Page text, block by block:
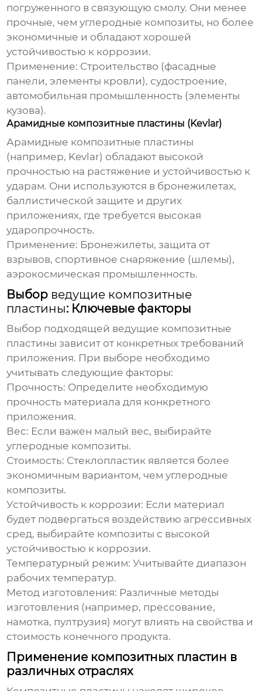
погруженного в связующую смолу. Они менее
прочные, чем углеродные композиты, но более
экономичные и обладают хорошей
устойчивостью к коррозии.
Применение: Строительство (фасадные
панели, элементы кровли), судостроение,
автомобильная промышленность (элементы
кузова).
Арамидные композитные пластины (Kevlar)
Арамидные композитные пластины
(например, Kevlar) обладают высокой
прочностью на растяжение и устойчивостью к
ударам. Они используются в бронежилетах,
баллистической защите и других
приложениях, где требуется высокая
ударопрочность.
Применение: Бронежилеты, защита от
взрывов, спортивное снаряжение (шлемы),
аэрокосмическая промышленность.
Выбор ведущие композитные
пластины: Ключевые факторы
Выбор подходящей ведущие композитные
пластины зависит от конкретных требований
приложения. При выборе необходимо
учитывать следующие факторы:
Прочность: Определите необходимую
прочность материала для конкретного
приложения.
Вес: Если важен малый вес, выбирайте
углеродные композиты.
Стоимость: Стеклопластик является более
экономичным вариантом, чем углеродные
композиты.
Устойчивость к коррозии: Если материал
будет подвергаться воздействию агрессивных
сред, выбирайте композиты с высокой
устойчивостью к коррозии.
Температурный режим: Учитывайте диапазон
рабочих температур.
Метод изготовления: Различные методы
изготовления (например, прессование,
намотка, пултрузия) могут влиять на свойства и
стоимость конечного продукта.
Применение композитных пластин в
различных отраслях